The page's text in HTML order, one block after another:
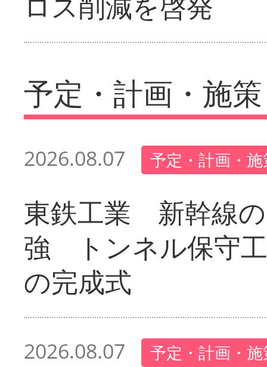
予定・計画・施策
2026.08.07 予定・計画・
東鉄工業 新幹線
強 トンネル保守
の完成式
2026.08.07 予定・計画・